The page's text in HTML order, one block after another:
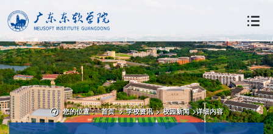
您的位置： 首页 > 学校资讯 > 校园新闻 >详细内容